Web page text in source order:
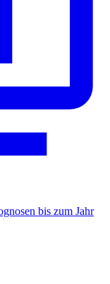
bis zum Jahr